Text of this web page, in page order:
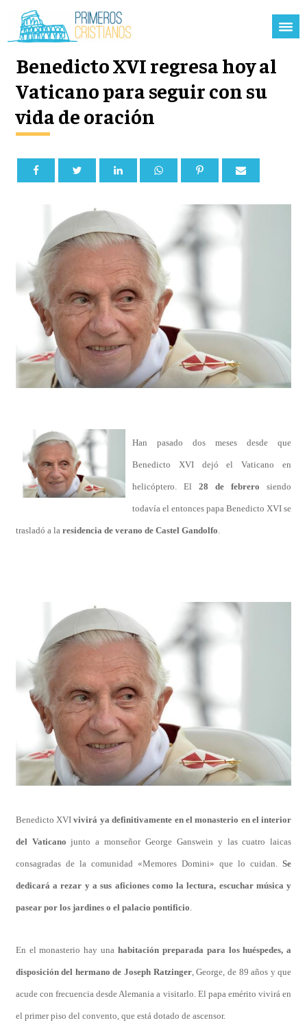
Benedicto XVI regresa hoy al
Vaticano para seguir con su
vida de oración
Han pasado dos meses desde que
Benedicto XVI dejó el Vaticano en
helicóptero. El 28 de febrero siendo
todavía el entonces papa Benedicto XVI se
trasladó a la residencia de verano de Castel Gandolfo.
Benedicto XVIvivirá ya definitivamente en el monasterio en el interior
del Vaticano junto a monseñor George Ganswein y las cuatro laicas
consagradas de la comunidad «Memores Domini» que lo cuidan.Se
dedicará a rezar y a sus aficiones como la lectura, escuchar música y
pasear por los jardines o el palacio pontificio.
En el monasterio hay una habitación preparada para los huéspedes, a
disposición del hermano de Joseph Ratzinger, George, de 89 años y que
acude con frecuencia desde Alemania a visitarlo. El papa emérito vivirá en
el primer piso del convento, que está dotado de ascensor.